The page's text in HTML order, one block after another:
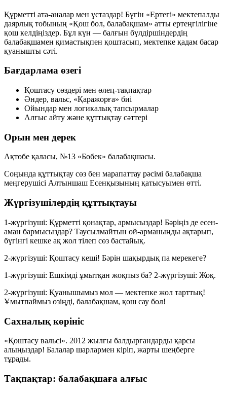
Құрметті ата-аналар мен ұстаздар! Бүгін «Ертегі» мектепалды
даярлық тобының «Қош бол, балабақшам» атты ертеңгілігіне
қош келдіңіздер. Бұл күн — балғын бүлдіршіндердің
балабақшамен қимастықпен қоштасып, мектепке қадам басар
қуанышты сәті.
Бағдарлама өзегі
Қоштасу сөздері мен өлең-тақпақтар
Әндер, вальс, «Қаражорға» биі
Ойындар мен логикалық тапсырмалар
Алғыс айту және құттықтау сәттері
Орын мен дерек
Ақтөбе қаласы, №13 «Бөбек» балабақшасы.
Соңында құттықтау сөз бен марапаттау рәсімі балабақша
меңгерушісі Алтыншаш Есенқызының қатысуымен өтті.
Жүргізушілердің құттықтауы
1-жүргізуші: Құрметті қонақтар, армысыздар! Бәріңіз де есен-
аман бармысыздар? Таусылмайтын ой-арманыңды ақтарып,
бүгінгі кешке ақ жол тілеп сөз бастайық.
2-жүргізуші: Қоштасу кеші! Бәрін шақырдық па мерекеге?
1-жүргізуші: Ешкімді ұмытқан жоқпыз ба? 2-жүргізуші: Жоқ.
2-жүргізуші: Қуанышымыз мол — мектепке жол тарттық!
Ұмытпаймыз өзіңді, балабақшам, қош сау бол!
Сахналық көрініс
«Қоштасу вальсі». 2012 жылғы балдырғандарды қарсы
алыңыздар! Балалар шарлармен кіріп, жарты шеңберге
тұрады.
Тақпақтар: балабақшаға алғыс